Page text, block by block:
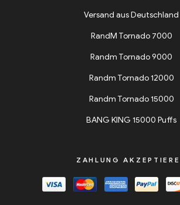
Versand aus Deutschland
RandM Tornado 7000
Randm Tornado 9000
Randm Tornado 12000
Randm Tornado 15000
BANG KING 15000 Puffs
ZAHLUNG